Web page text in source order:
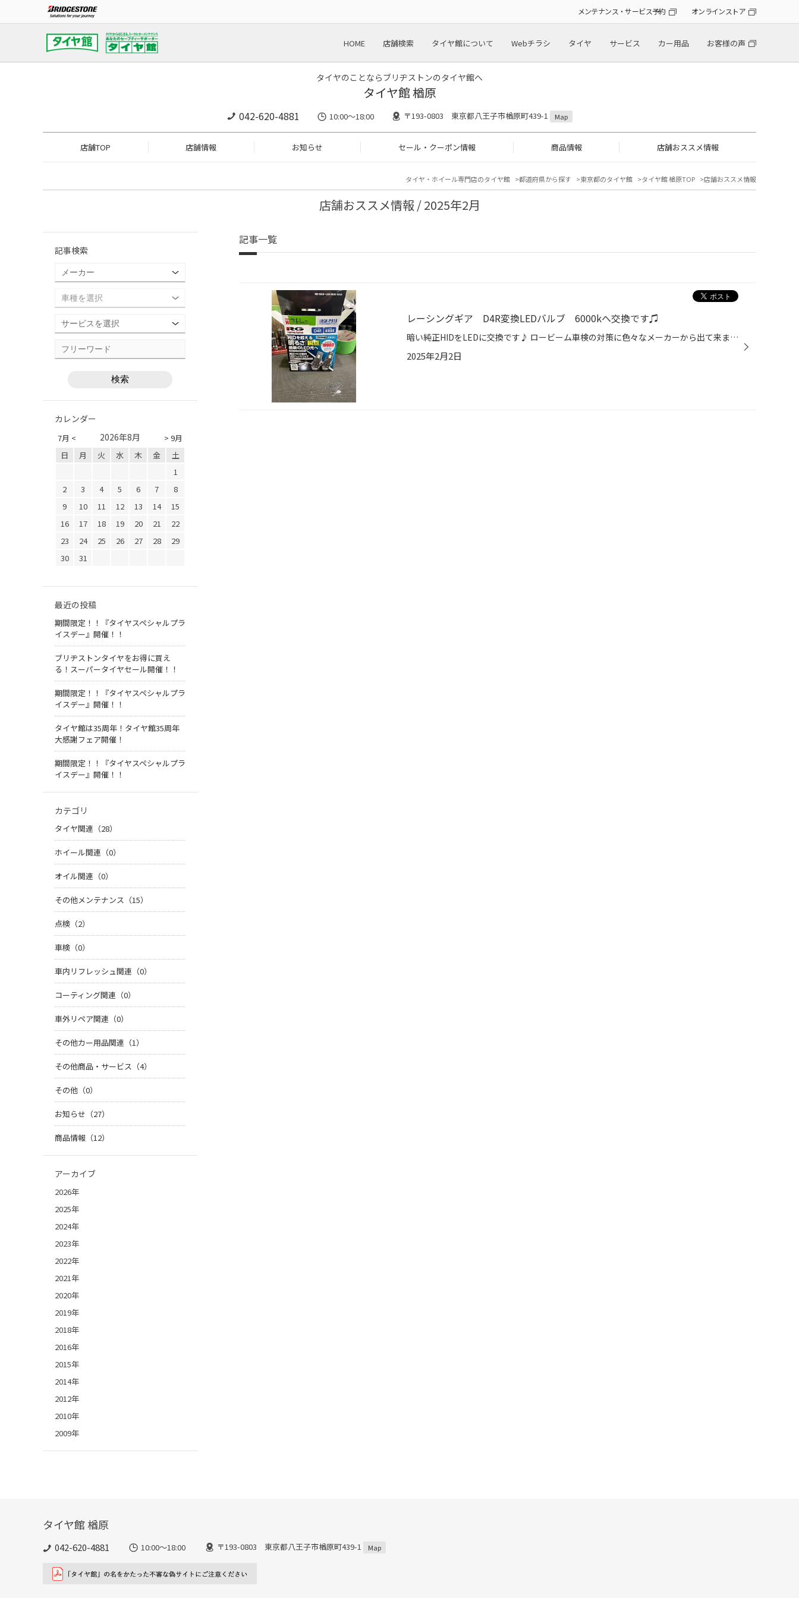
メンテナンス・サービス予約 オンラインストア
HOME 店舗検索 タイヤ館について Webチラシ タイヤ サービス カー用品 お客様の声
タイヤのことならブリヂストンのタイヤ館へ
タイヤ館 楢原
042-620-4881 10:00～18:00 〒193-0803 東京都八王子市楢原町439-1 Map
店舗TOP 店舗情報 お知らせ セール・クーポン情報 商品情報 店舗おススメ情報
タイヤ・ホイール専門店のタイヤ館 都道府県から探す 東京都のタイヤ館 タイヤ館 楢原TOP 店舗おススメ情報
店舗おススメ情報 / 2025年2月
記事一覧
レーシングギア D4R変換LEDバルブ 6000kへ交換です♫
暗い純正HIDをLEDに交換です♪ ロービーム車検の対策に色々なメーカーから出て来ましたね。 レーシングギアもオートサロンで出してたみたいで、早速取付です♪ 明るさもカットラインも出て良い感じでした。 この型のアトレーは車検も通りそうですよ！
2025年2月2日
記事検索
カレンダー
7月 < > 9月
2026年8月
日 月 火 水 木 金
土
1
2
3 4 5 6 7
8
9
10 11 12 13 14
15
16
17 18 19 20 21
22
23
24 25 26 27 28
29
30
31
最近の投稿
期間限定！！『タイヤスペシャルプラ
イスデー』開催！！
ブリヂストンタイヤをお得に買え
る！スーパータイヤセール開催！！
期間限定！！『タイヤスペシャルプラ
イスデー』開催！！
タイヤ館は35周年！タイヤ館35周年
大感謝フェア開催！
期間限定！！『タイヤスペシャルプラ
イスデー』開催！！
カテゴリ
タイヤ関連（28）
ホイール関連（0）
オイル関連（0）
その他メンテナンス（15）
点検（2）
車検（0）
車内リフレッシュ関連（0）
コーティング関連（0）
車外リペア関連（0）
その他カー用品関連（1）
その他商品・サービス（4）
その他（0）
お知らせ（27）
商品情報（12）
アーカイブ
2026年
2025年
2024年
2023年
2022年
2021年
2020年
2019年
2018年
2016年
2015年
2014年
2012年
2010年
2009年
タイヤ館 楢原
042-620-4881 10:00～18:00 〒193-0803 東京都八王子市楢原町439-1 Map